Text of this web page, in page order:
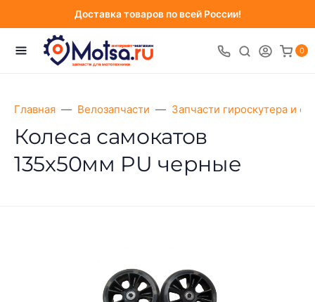
Доставка товаров по всей России!
0
Главная Велозапчасти Запчасти гироскутера и
Колеса самокатов
135х50мм PU черные